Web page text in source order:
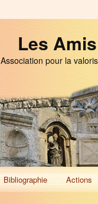
Les
Association pour la
Bibliographie Actions